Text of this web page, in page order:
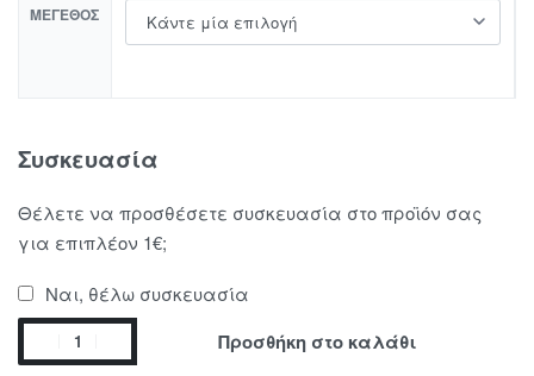
ΜΈΓΕΘΟΣ
Συσκευασία
Θέλετε να προσθέσετε συσκευασία στο προϊόν σας
για επιπλέον 1€;
Ναι, θέλω συσκευασία
Προσθήκη στο καλάθι